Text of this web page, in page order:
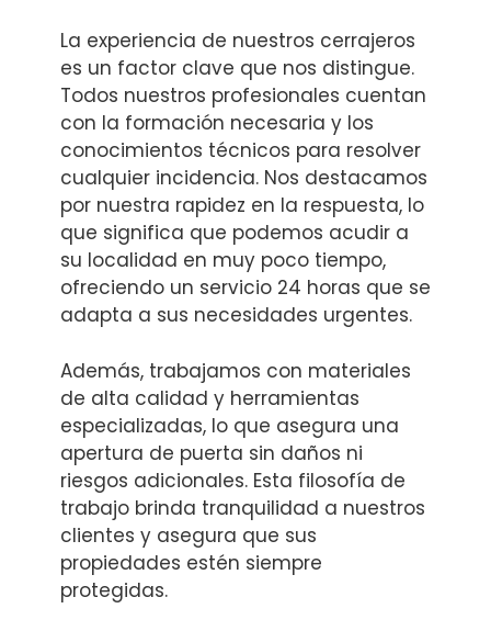
La experiencia de nuestros cerrajeros
es un factor clave que nos distingue.
Todos nuestros profesionales cuentan
con la formación necesaria y los
conocimientos técnicos para resolver
cualquier incidencia. Nos destacamos
por nuestra rapidez en la respuesta, lo
que significa que podemos acudir a
su localidad en muy poco tiempo,
ofreciendo un servicio 24 horas que se
adapta a sus necesidades urgentes.
Además, trabajamos con materiales
de alta calidad y herramientas
especializadas, lo que asegura una
apertura de puerta sin daños ni
riesgos adicionales. Esta filosofía de
trabajo brinda tranquilidad a nuestros
clientes y asegura que sus
propiedades estén siempre
protegidas.